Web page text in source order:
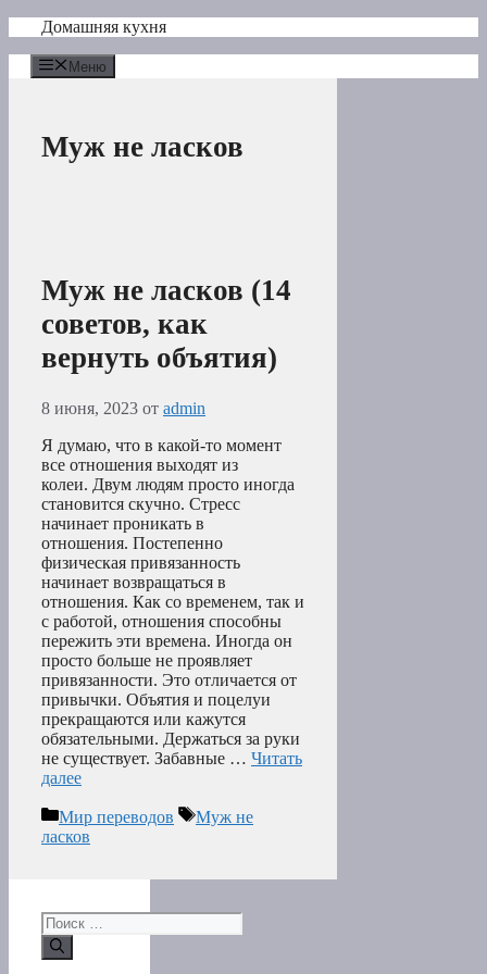
Перейти
содержимому
Домашняя кухня
Меню
Муж не ласков
Муж не ласков (14
советов, как
вернуть объятия)
8 июня, 2023 от admin
Я думаю, что в какой-то момент
все отношения выходят из
колеи. Двум людям просто иногда
становится скучно. Стресс
начинает проникать в
отношения. Постепенно
физическая привязанность
начинает возвращаться в
отношения. Как со временем, так и
с работой, отношения способны
пережить эти времена. Иногда он
просто больше не проявляет
привязанности. Это отличается от
привычки. Объятия и поцелуи
прекращаются или кажутся
обязательными. Держаться за руки
не существует. Забавные … Читать
далее
Рубрики
Мир переводов Метки
Муж не
ласков
Поиск: